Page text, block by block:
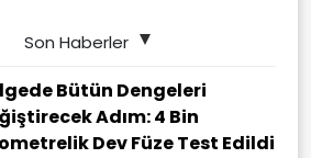
Son Haberler
Bütün Dengeleri
Adım: 4 Bin
Dev Füze Test Edildi